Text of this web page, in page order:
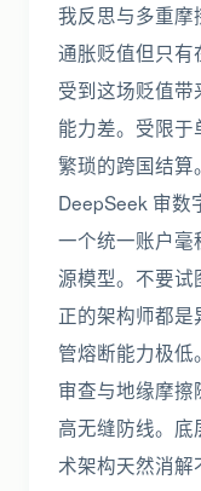
我反思与多重摩
通胀贬值但只有
受到这场贬值
能力差。受限
繁琐的跨国结算
DeepSeek 审数
一个统一账户毫
源模型。不要试
正的架构师都
管熔断能力极低
审查与地缘摩擦
高无缝防线。
术架构天然消解